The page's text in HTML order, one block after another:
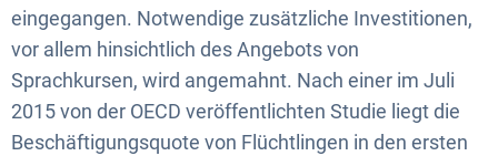
eingegangen. Notwendige zusätzliche Investitionen,
vor allem hinsichtlich des Angebots von
Sprachkursen, wird angemahnt. Nach einer im Juli
2015 von der OECD veröffentlichten Studie liegt die
Beschäftigungsquote von Flüchtlingen in den ersten